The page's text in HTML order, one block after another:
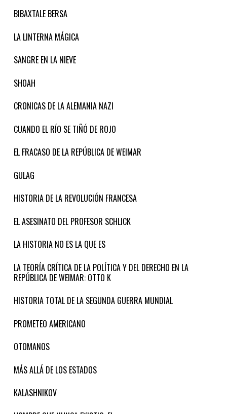
BIBAXTALE BERSA
LA LINTERNA MÁGICA
SANGRE EN LA NIEVE
SHOAH
CRONICAS DE LA ALEMANIA NAZI
CUANDO EL RÍO SE TIÑÓ DE ROJO
EL FRACASO DE LA REPÚBLICA DE WEIMAR
GULAG
HISTORIA DE LA REVOLUCIÓN FRANCESA
EL ASESINATO DEL PROFESOR SCHLICK
LA HISTORIA NO ES LA QUE ES
LA TEORÍA CRÍTICA DE LA POLÍTICA Y DEL DERECHO EN LA
REPÚBLICA DE WEIMAR: OTTO K
HISTORIA TOTAL DE LA SEGUNDA GUERRA MUNDIAL
PROMETEO AMERICANO
OTOMANOS
MÁS ALLÁ DE LOS ESTADOS
KALASHNIKOV